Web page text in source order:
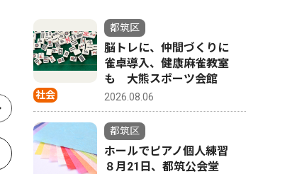
ラ第三者調査委員からの報告
を受けて 自民党 横浜市会議
員 しらい亮次
社会
都筑区
脳トレに、仲間づくりに
雀卓導入、健康麻雀教室
も 大熊スポーツ会館
2026.08.06
都筑区
ホールでピアノ個人練習
８月21日、都筑公会堂